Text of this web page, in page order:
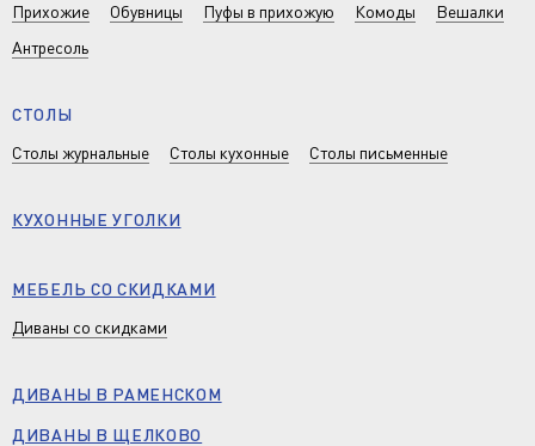
Прихожие
Обувницы Пуфы в прихожую Комоды
Вешалки
Антресоль
СТОЛЫ
Столы журнальные
Столы кухонные Столы письменные
КУХОННЫЕ УГОЛКИ
МЕБЕЛЬ СО СКИДКАМИ
Диваны со скидками
ДИВАНЫ В РАМЕНСКОМ
ДИВАНЫ В ЩЕЛКОВО